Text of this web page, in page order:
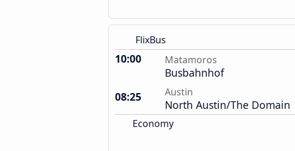
FlixBus
10:00 Matamoros
Busbahnhof
08:25
Austin
North Austin/The Domain
Economy